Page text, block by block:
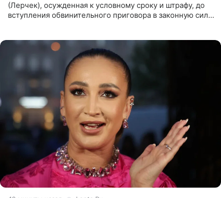
(Лерчек), осужденная к условному сроку и штрафу, до
вступления обвинительного приговора в законную силу